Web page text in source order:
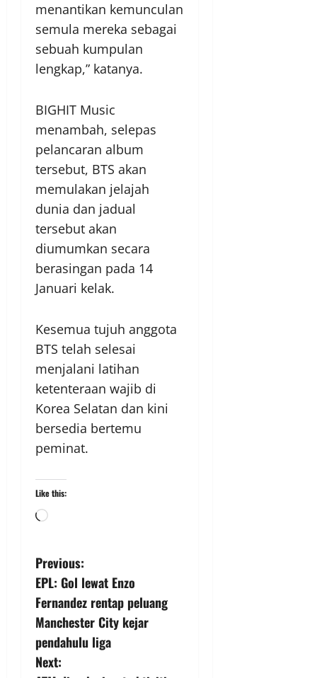
menantikan kemunculan
semula mereka sebagai
sebuah kumpulan
lengkap,” katanya.
BIGHIT Music
menambah, selepas
pelancaran album
tersebut, BTS akan
memulakan jelajah
dunia dan jadual
tersebut akan
diumumkan secara
berasingan pada 14
Januari kelak.
Kesemua tujuh anggota
BTS telah selesai
menjalani latihan
ketenteraan wajib di
Korea Selatan dan kini
bersedia bertemu
peminat.
Like this:
Previous:
EPL: Gol lewat Enzo
Fernandez rentap peluang
Manchester City kejar
pendahulu liga
Next: